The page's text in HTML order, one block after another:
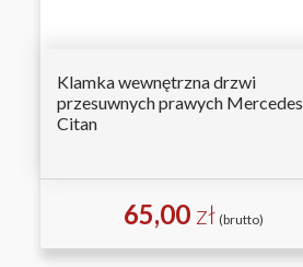
Klamka wewnętrzna drzwi
przesuwnych prawych Mercedes
Citan
65,00 zł (brutto)